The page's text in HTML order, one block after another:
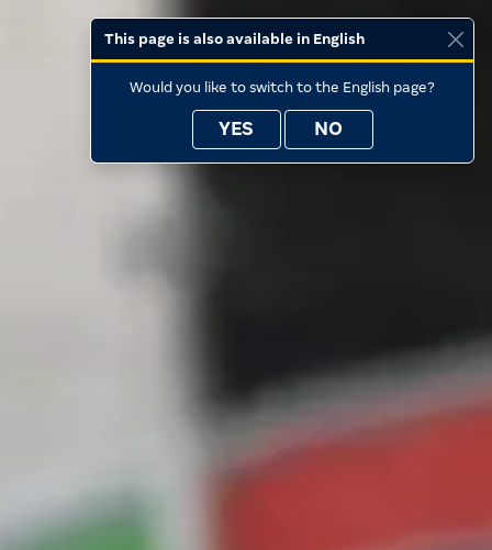
This page is also available in English
Would you like to switch to the English page?
YES NO